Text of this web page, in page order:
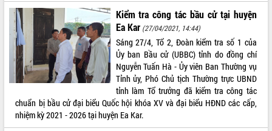
Họp báo thông tin về Hội nghị Công bố
Quy hoạch và Xúc tiến đầu tư tỉnh Đắk
Lắk
Khơi thông điểm nghẽn, đẩy nhanh
giải ngân vốn khắc phục thiên tai
HĐND tỉnh thông qua điều chỉnh Quy
hoạch tỉnh thời kỳ 2021-2030
Hội thảo góp ý hồ sơ điều chỉnh quy
hoạch tỉnh Đắk Lắk thời kỳ 2021-2030,
tầm nhìn đến năm 2050
Kiểm tra công tác bầu cử tại huyện
Ea Kar (27/04/2021, 14:44)
Sáng 27/4, Tổ 2, Đoàn kiểm tra số 1 của
Ủy ban Bầu cử (UBBC) tỉnh do đồng chí
Nguyễn Tuấn Hà - Ủy viên Ban Thường vụ
Tỉnh ủy, Phó Chủ tịch Thường trực UBND
tỉnh làm Tổ trưởng đã kiểm tra công tác
chuẩn bị bầu cử đại biểu Quốc hội khóa XV và đại biểu HĐND các cấp,
nhiệm kỳ 2021 - 2026 tại huyện Ea Kar.